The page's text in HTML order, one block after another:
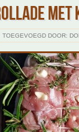
MET
TOEGEVOEGD DOOR: